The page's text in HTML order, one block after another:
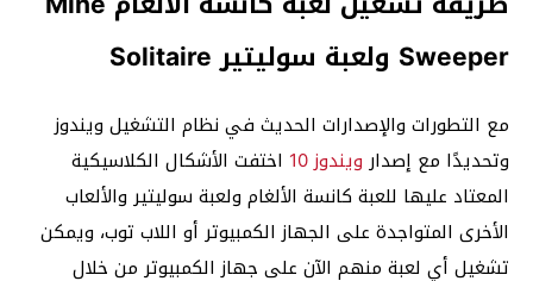
Sweeper ولعبة سوليتير Solitaire
مع التطورات والإصدارات الحديث في نظام التشغيل ويندوز
وتحديدًا مع إصدار ويندوز 10
اختفت الأشكال الكلاسيكية
المعتاد عليها للعبة كانسة الألغام ولعبة سوليتير والألعاب
الأخرى المتواجدة على الجهاز الكمبيوتر أو اللاب توب، ويمكن
تشغيل أي لعبة منهم الآن على جهاز الكمبيوتر من خلال